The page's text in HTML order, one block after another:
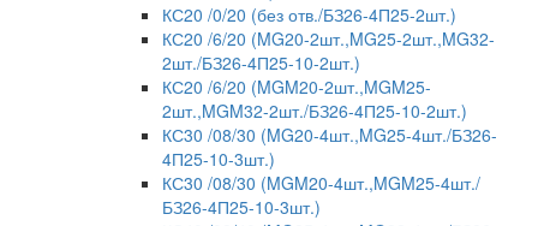
КС20 /0/20 (без отв./БЗ26-4П25-2шт.)
КС20 /6/20 (MG20-2шт.,MG25-2шт.,MG32-
2шт./БЗ26-4П25-10-2шт.)
КС20 /6/20 (MGM20-2шт.,MGM25-
2шт.,MGM32-2шт./БЗ26-4П25-10-2шт.)
КС30 /08/30 (MG20-4шт.,MG25-4шт./БЗ26-
4П25-10-3шт.)
КС30 /08/30 (MGM20-4шт.,MGM25-4шт./
БЗ26-4П25-10-3шт.)